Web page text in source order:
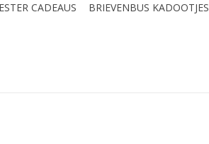
CADEAUS BRIEVENBUS KADOOTJES